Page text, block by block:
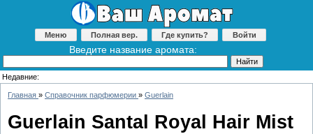
Меню Полная вер. Где купить? Войти
Введите название аромата:
Недавние:
Главная » Справочник парфюмерии » Guerlain
Guerlain Santal Royal Hair Mist